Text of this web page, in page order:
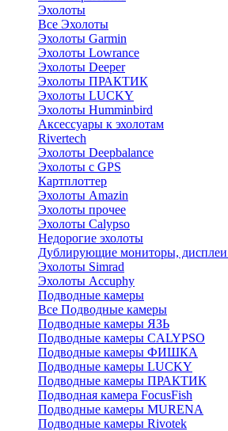
Эхолоты
Все Эхолоты
Эхолоты Garmin
Эхолоты Lowrance
Эхолоты Deeper
Эхолоты ПРАКТИК
Эхолоты LUCKY
Эхолоты Humminbird
Аксессуары к эхолотам
Rivertech
Эхолоты Deepbalance
Эхолоты с GPS
Картплоттер
Эхолоты Amazin
Эхолоты прочее
Эхолоты Calypso
Недорогие эхолоты
Дублирующие мониторы, дисплеи
Эхолоты Simrad
Эхолоты Accuphy
Подводные камеры
Все Подводные камеры
Подводные камеры ЯЗЬ
Подводные камеры CALYPSO
Подводные камеры ФИШКА
Подводные камеры LUCKY
Подводные камеры ПРАКТИК
Подводная камера FocusFish
Подводные камеры MURENA
Подводные камеры Rivotek